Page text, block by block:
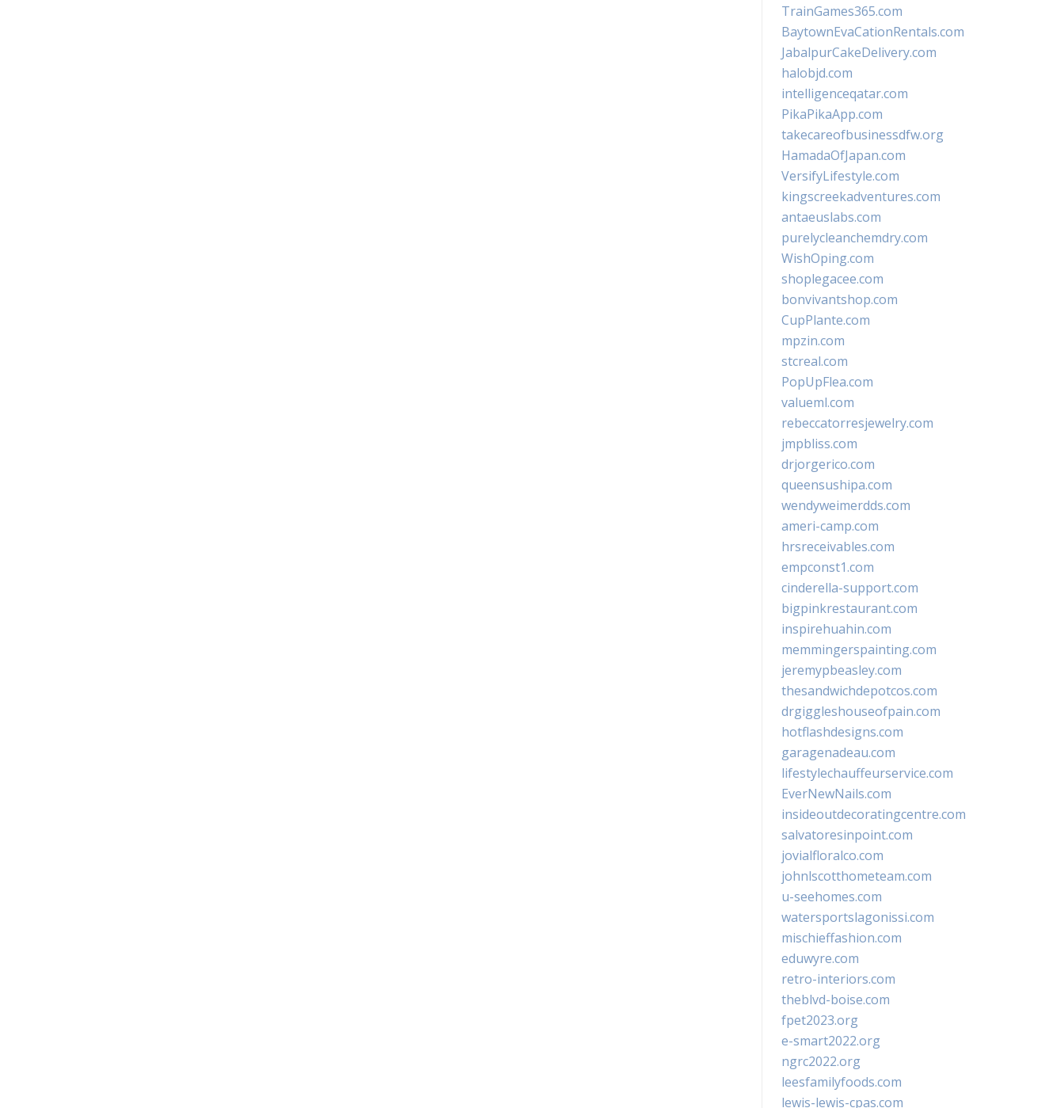
TrainGames365.com
BaytownEvaCationRentals.com
JabalpurCakeDelivery.com
halobjd.com
intelligenceqatar.com
PikaPikaApp.com
takecareofbusinessdfw.org
HamadaOfJapan.com
VersifyLifestyle.com
kingscreekadventures.com
antaeuslabs.com
purelycleanchemdry.com
WishOping.com
shoplegacee.com
bonvivantshop.com
CupPlante.com
mpzin.com
stcreal.com
PopUpFlea.com
valueml.com
rebeccatorresjewelry.com
jmpbliss.com
drjorgerico.com
queensushipa.com
wendyweimerdds.com
ameri-camp.com
hrsreceivables.com
empconst1.com
cinderella-support.com
bigpinkrestaurant.com
inspirehuahin.com
memmingerspainting.com
jeremypbeasley.com
thesandwichdepotcos.com
drgiggleshouseofpain.com
hotflashdesigns.com
garagenadeau.com
lifestylechauffeurservice.com
EverNewNails.com
insideoutdecoratingcentre.com
salvatoresinpoint.com
jovialfloralco.com
johnlscotthometeam.com
u-seehomes.com
watersportslagonissi.com
mischieffashion.com
eduwyre.com
retro-interiors.com
theblvd-boise.com
fpet2023.org
e-smart2022.org
ngrc2022.org
leesfamilyfoods.com
lewis-lewis-cpas.com